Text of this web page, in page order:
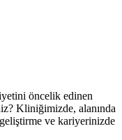
öncelik edinen
Kliniğimizde, alanında
ve kariyerinizde